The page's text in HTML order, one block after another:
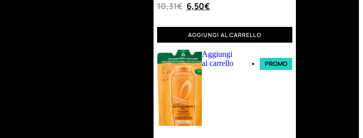
10,31€ 6,50€
AGGIUNGI AL CARRELLO
Aggiungi
al carrello
PROMO